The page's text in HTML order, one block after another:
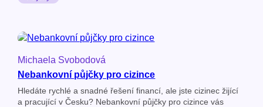
Michaela Svobodová
Nebankovní půjčky pro cizince
Hledáte rychlé a snadné řešení financí, ale jste cizinec žijící
a pracující v Česku? Nebankovní půjčky pro cizince vás